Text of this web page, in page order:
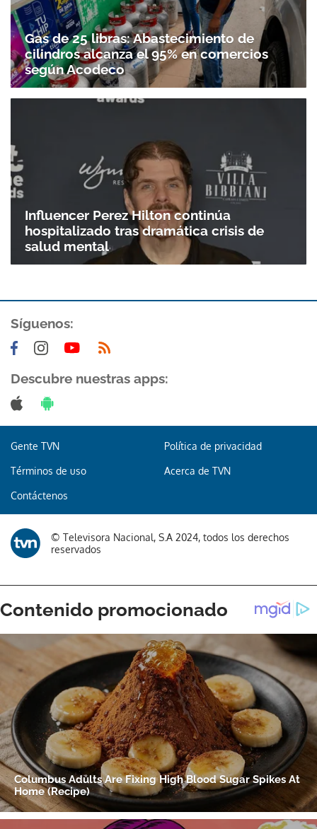
Gas de 25 libras: Abastecimiento de
cilindros alcanza el 95% en comercios
según Acodeco
Influencer Perez Hilton continúa
hospitalizado tras dramática crisis de
salud mental
Síguenos:
Descubre nuestras apps:
Gente TVN Política de privacidad
Términos de uso Acerca de TVN
Contáctenos
© Televisora Nacional, S.A 2024, todos los derechos
reservados